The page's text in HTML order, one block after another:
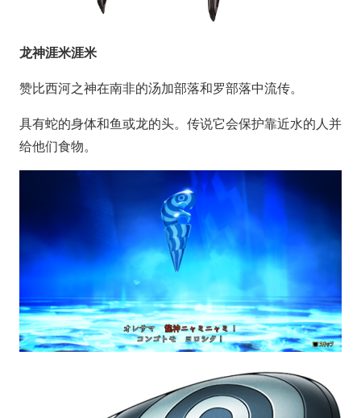
龙神涯米涯米
赞比西河之神在南非的汤加部落和罗部落中流传。
具有蛇的身体和鱼或龙的头。传说它会保护靠近水的人并
给他们食物。